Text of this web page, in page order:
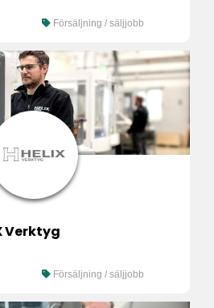
Försäljning / säljjobb
Verktyg
Försäljning / säljjobb